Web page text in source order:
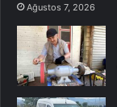
Ağustos 7, 2026